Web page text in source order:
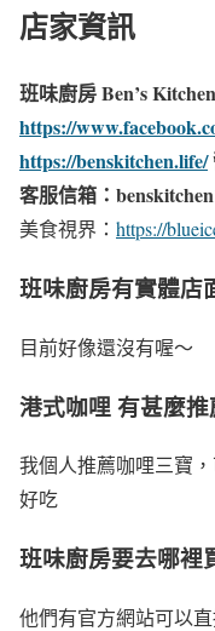
店家資訊
班味廚房 Ben’s Kitchen
https://
https://benskitchen.life/
客服信箱：
美食視界： https://
班味廚房有實體店
目前好像還沒有喔～
港式咖哩 有甚麼推
我個人推薦咖哩三寶
好吃
班味廚房要去哪裡
他們有官方網站可以